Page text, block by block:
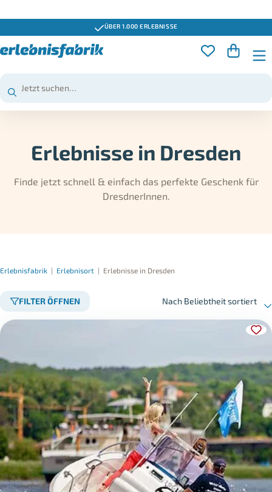
GUTSCHEINE 3 JAHRE GÜLTIG
Erlebnisse in Dresden
Finde jetzt schnell & einfach das perfekte Geschenk für
DresdnerInnen.
Erlebnisfabrik | Erlebnisort | Erlebnisse in Dresden
FILTER ÖFFNEN Nach Beliebtheit sortiert